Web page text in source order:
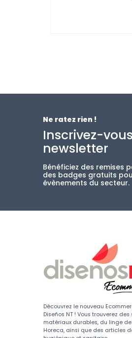
Ne ratez rien !
Inscrivez-
newsletter
Bénéficiez des remises
des badges gratuits
évènements du secteur.
Découvrez le nouveau
Diseños NT ! Vous trouverez
matériaux durables, du linge
Horeca, ainsi que des articles